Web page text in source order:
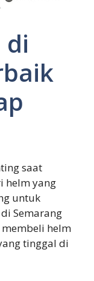
di
saat
helm yang
untuk
Semarang
helm
tinggal di